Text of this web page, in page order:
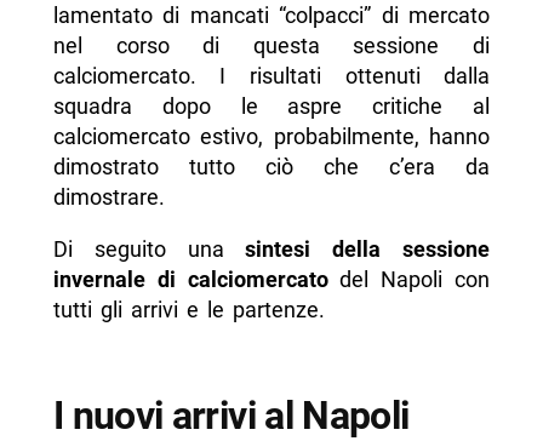
lamentato di mancati “colpacci” di mercato
nel corso di questa sessione di
calciomercato. I risultati ottenuti dalla
squadra dopo le aspre critiche al
calciomercato estivo, probabilmente, hanno
dimostrato tutto ciò che c’era da
dimostrare.
Di seguito unasintesi della sessione
invernale di calciomercatodel Napoli con
tutti gli arrivi e le partenze.
I nuovi arrivi al Napoli